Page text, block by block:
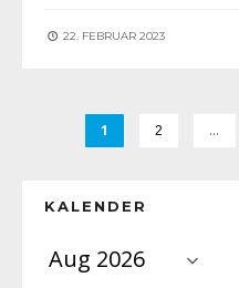
22. FEBRUAR 2023
1 2 …
KALENDER